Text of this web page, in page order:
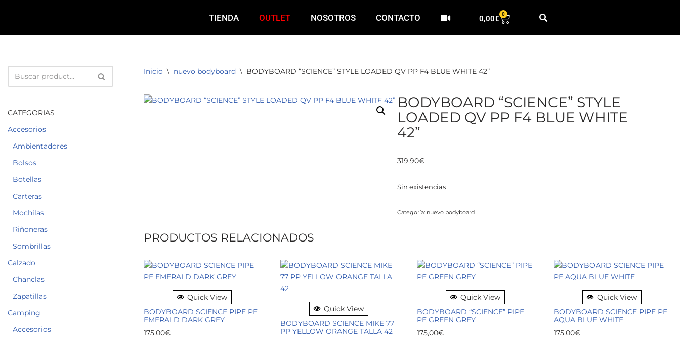
al
TIENDA OUTLET NOSOTROS CONTACTO 0,00€
0
CATEGORIAS
Accesorios
Ambientadores
Bolsos
Botellas
Carteras
Mochilas
Riñoneras
Sombrillas
Calzado
Chanclas
Zapatillas
Camping
Accesorios
Inicio \ nuevo bodyboard \ BODYBOARD “SCIENCE” STYLE LOADED QV PP F4 BLUE WHITE 42”
BODYBOARD “SCIENCE” STYLE
LOADED QV PP F4 BLUE WHITE
42”
319,90€
Sin existencias
Categoría: nuevo bodyboard
PRODUCTOS RELACIONADOS
Quick View
BODYBOARD SCIENCE PIPE PE
EMERALD DARK GREY
175,00€
Quick View
BODYBOARD SCIENCE MIKE 77
PP YELLOW ORANGE TALLA 42
Quick View
BODYBOARD “SCIENCE” PIPE
PE GREEN GREY
175,00€
Quick View
BODYBOARD SCIENCE PIPE PE
AQUA BLUE WHITE
175,00€